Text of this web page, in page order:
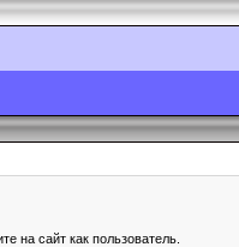
на сайт как пользователь.